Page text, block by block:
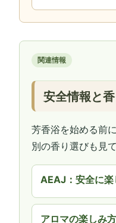
関連情報
安全情報と
芳香浴を始める前
別の香り選びも見
AEAJ：安全に楽
アロマの楽しみ